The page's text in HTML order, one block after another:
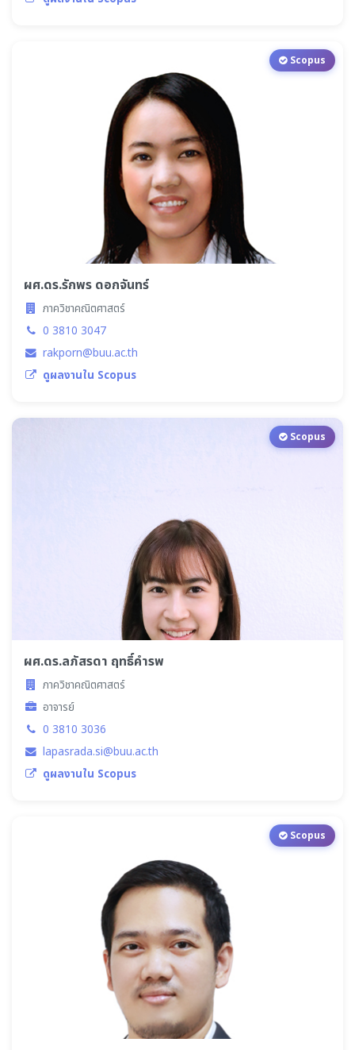
Scopus
ผศ.ดร.รักพร ดอกจันทร์
ภาควิชาคณิตศาสตร์
0 3810 3047
rakporn@buu.ac.th
ดูผลงานใน Scopus
Scopus
ผศ.ดร.ลภัสรดา ฤทธิ์คำรพ
ภาควิชาคณิตศาสตร์
อาจารย์
0 3810 3036
lapasrada.si@buu.ac.th
ดูผลงานใน Scopus
Scopus